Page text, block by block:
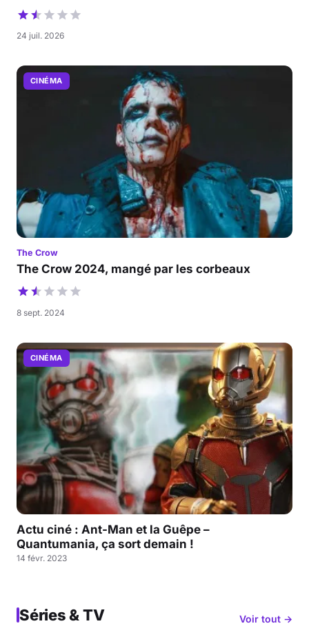
24 juil. 2026
CINÉMA
The Crow
The Crow 2024, mangé par les corbeaux
8 sept. 2024
CINÉMA
Actu ciné : Ant-Man et la Guêpe –
Quantumania, ça sort demain !
14 févr. 2023
Séries & TV Voir tout →